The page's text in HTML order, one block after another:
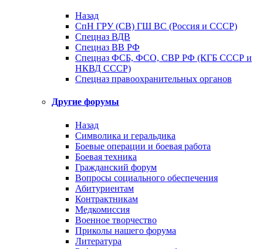
Назад
СпН ГРУ (СВ) ГШ ВС (Россия и СССР)
Спецназ ВДВ
Спецназ ВВ РФ
Спецназ ФСБ, ФСО, СВР РФ (КГБ СССР и
НКВД СССР)
Спецназ правоохранительных органов
Другие форумы
Назад
Символика и геральдика
Боевые операции и боевая работа
Боевая техника
Гражданский форум
Вопросы социального обеспечения
Абитуриентам
Контрактникам
Медкомиссия
Военное творчество
Приколы нашего форума
Литература